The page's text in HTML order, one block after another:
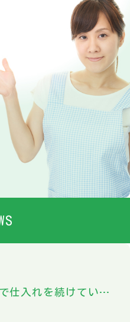
8333
（定休日：土日祝）
フォーム
昔からのお付き合いだけで仕入れを続けていませんか？施設管理者のための業者見直しガイド